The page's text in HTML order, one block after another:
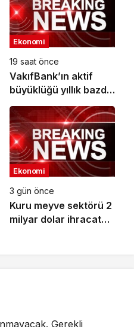
Ekonomi
19 saat önce
VakıfBank’ın aktif
büyüklüğü yıllık bazda
yüzde 28 artışla 5,8
trilyon TL’yi aştı
Ekonomi
3 gün önce
Kuru meyve sektörü 2
milyar dolar ihracat
Gerekli